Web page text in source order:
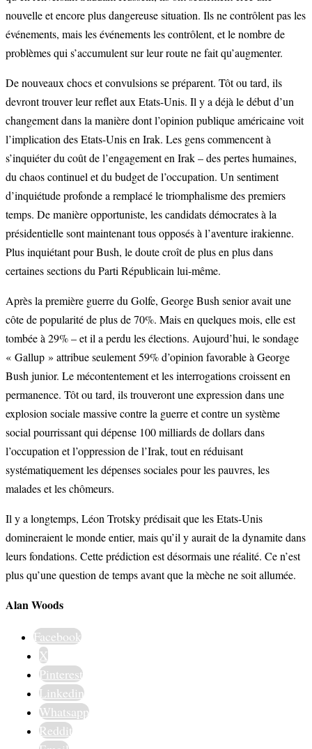
nouvelle et encore plus dangereuse situation. Ils ne contrôlent pas les
événements, mais les événements les contrôlent, et le nombre de
problèmes qui s’accumulent sur leur route ne fait qu’augmenter.
De nouveaux chocs et convulsions se préparent. Tôt ou tard, ils
devront trouver leur reflet aux Etats-Unis. Il y a déjà le début d’un
changement dans la manière dont l’opinion publique américaine voit
l’implication des Etats-Unis en Irak. Les gens commencent à
s’inquiéter du coût de l’engagement en Irak – des pertes humaines,
du chaos continuel et du budget de l’occupation. Un sentiment
d’inquiétude profonde a remplacé le triomphalisme des premiers
temps. De manière opportuniste, les candidats démocrates à la
présidentielle sont maintenant tous opposés à l’aventure irakienne.
Plus inquiétant pour Bush, le doute croît de plus en plus dans
certaines sections du Parti Républicain lui-même.
Après la première guerre du Golfe, George Bush senior avait une
côte de popularité de plus de 70%. Mais en quelques mois, elle est
tombée à 29% – et il a perdu les élections. Aujourd’hui, le sondage
« Gallup » attribue seulement 59% d’opinion favorable à George
Bush junior. Le mécontentement et les interrogations croissent en
permanence. Tôt ou tard, ils trouveront une expression dans une
explosion sociale massive contre la guerre et contre un système
social pourrissant qui dépense 100 milliards de dollars dans
l’occupation et l’oppression de l’Irak, tout en réduisant
systématiquement les dépenses sociales pour les pauvres, les
malades et les chômeurs.
Il y a longtemps, Léon Trotsky prédisait que les Etats-Unis
domineraient le monde entier, mais qu’il y aurait de la dynamite dans
leurs fondations. Cette prédiction est désormais une réalité. Ce n’est
plus qu’une question de temps avant que la mèche ne soit allumée.
Alan Woods
Facebook
X
Pinterest
Linkedin
Whatsapp
Reddit